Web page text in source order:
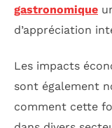
gastronomique
d’appréciation
Les impacts
sont également
comment cette